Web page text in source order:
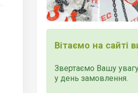
Вітаємо на сайті
Звертаємо Вашу
у день замовлення.